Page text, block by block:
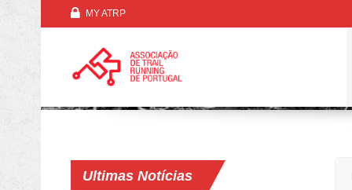
MY ATRP
Trail Ultra
Ultimas Notícias